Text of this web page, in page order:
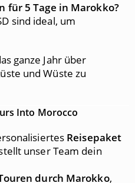
für 5 Tage in Marokko?
sind ideal, um
ganze Jahr über
und Wüste zu
Into Morocco
Reisepaket
unser Team dein
durch Marokko,